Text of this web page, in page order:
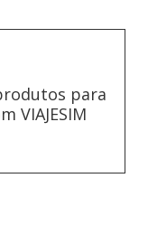
para
VIAJESIM